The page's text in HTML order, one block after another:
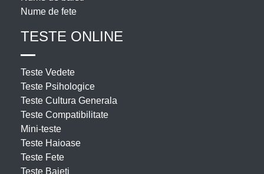
Nume de fete
TESTE ONLINE
Teste Vedete
Teste Psihologice
Teste Cultura Generala
Teste Compatibilitate
Mini-teste
Teste Haioase
Teste Fete
Teste Baieti